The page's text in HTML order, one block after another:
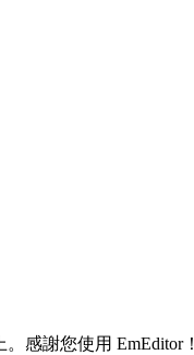
上。感謝您使用 EmEditor！